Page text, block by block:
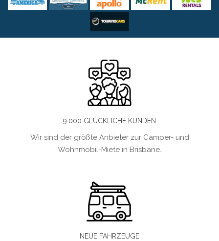
9.000 GLÜCKLICHE KUNDEN
Wir sind der größte Anbieter zur Camper- und
Wohnmobil-Miete in Brisbane.
NEUE FAHRZEUGE